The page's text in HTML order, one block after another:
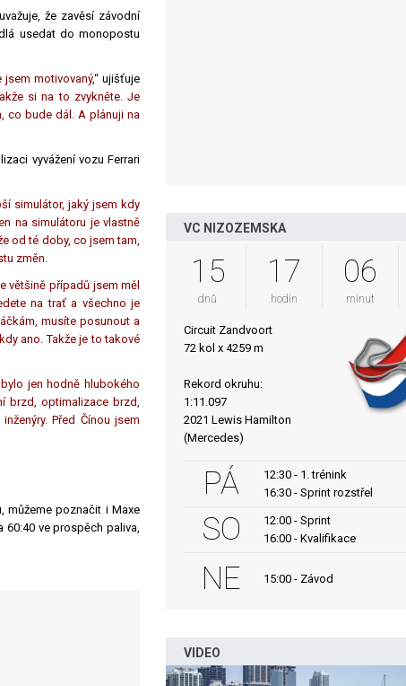
že zavěsí závodní
usedat do monopostu
jsem motivovaný,“ ujišťuje
si na to zvykněte. Je
co bude dál. A plánuji na
vyvážení vozu Ferrari
simulátor, jaký jsem kdy
na simulátoru je vlastně
od té doby, co jsem tam,
změn.
většině případů jsem měl
na trať a všechno je
musíte posunout a
ano. Takže je to takové
jen hodně hlubokého
brzd, optimalizace brzd,
Před Čínou jsem
můžeme poznačit i Maxe
60:40 ve prospěch paliva,
VC NIZOZEMSKA
15
dnů
17
hodin
06
minut
Circuit Zandvoort
72 kol x 4259 m
Rekord okruhu:
1:11.097
2021 Lewis Hamilton
(Mercedes)
PÁ
12:30 - 1. trénink
16:30 - Sprint rozstřel
SO
12:00 - Sprint
16:00 - Kvalifikace
NE 15:00 - Závod
VIDEO